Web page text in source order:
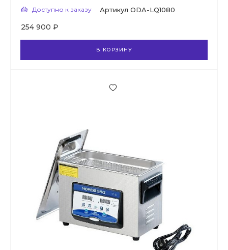
Доступно к заказу Артикул ODA-LQ1080
254 900 ₽
В КОРЗИНУ